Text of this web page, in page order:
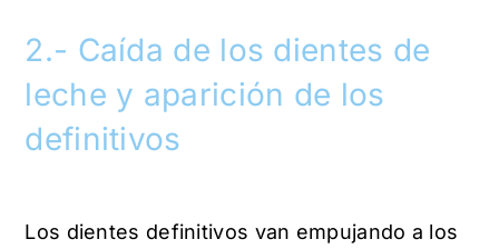
2.- Caída de los dientes de
leche y aparición de los
definitivos
Los dientes definitivos van empujando a los